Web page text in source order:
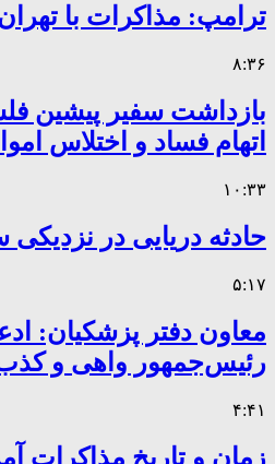
ترامپ: مذاکرات با
۸:۳۶
بازداشت سفیر پیشین
اتهام فساد و اختلاس
۱۰:۳۳
حادثه دریایی در
۵:۱۷
معاون دفتر پزشکیان:
رئیس‌جمهور واهی و
۴:۴۱
زمان و تاریخ مذاکرات